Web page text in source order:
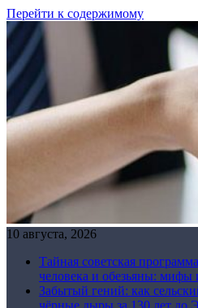
Перейти к содержимому
10 августа, 2026
Тайная советская
человека и обезьяны: мифы
Забытый гений: как
чёрные дыры за 130 лет до